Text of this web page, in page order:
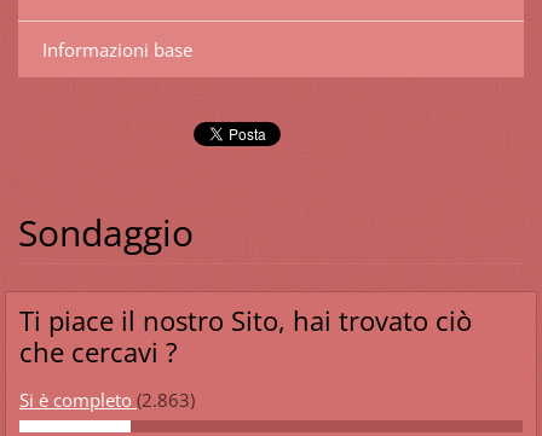
Informazioni base
Sondaggio
Ti piace il nostro Sito, hai trovato ciò
che cercavi ?
Si è completo (2.863)